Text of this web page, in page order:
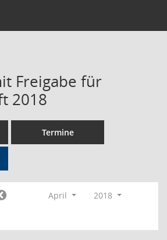
Freigabe für
2018
Termine
April
2018